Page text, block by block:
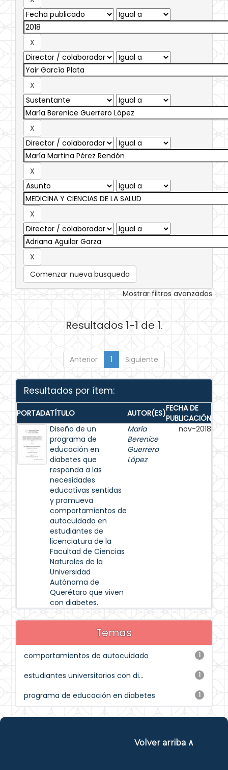
Comenzar nueva busqueda
Mostrar filtros avanzados
Resultados 1-1 de 1.
Anterior 1 Siguiente
Resultados por ítem:
PORTADATÍTULO AUTOR(ES)FECHA DE
PUBLICACIÓN
Diseño de un
programa de
educación en
diabetes que
responda a las
necesidades
educativas sentidas
y promueva
comportamientos de
autocuidado en
estudiantes de
licenciatura de la
Facultad de Ciencias
Naturales de la
Universidad
Autónoma de
Querétaro que viven
con diabetes.
María
Berenice
Guerrero
López
nov-2018
Temas
1
comportamientos de autocuidado
1
estudiantes universitarios con di...
1
programa de educación en diabetes
Volver arriba ∧